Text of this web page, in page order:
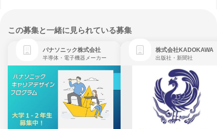
この募集と一緒に見られている募集
パナソニック株式会社
半導体・電子機器メーカー
株式会社KADOKAWA
出版社・新聞社